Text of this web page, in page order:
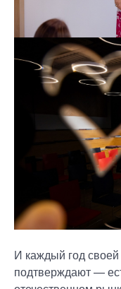
И каждый год
подтверждают —